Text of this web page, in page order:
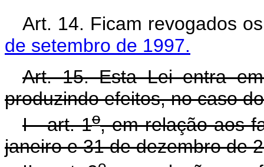
Art. 14. Ficam revogados
de setembro de 1997.
Art. 15. Esta Lei entra
produzindo efeitos, no caso
I - art. 1o, em relação aos
janeiro e 31 de dezembro de